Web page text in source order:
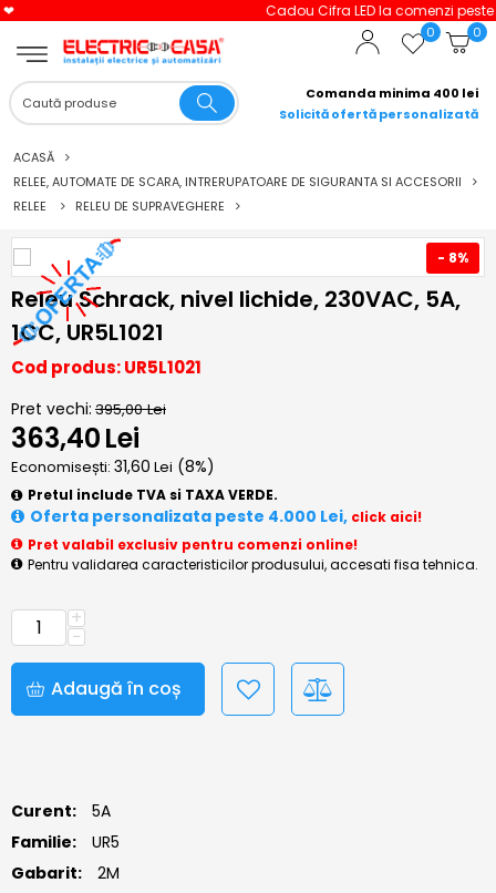
Cadou Cifra LED la comenzi peste 3000 lei!
0 0
Comanda minima 400 lei
Solicită ofertă personalizată
ACASĂ
RELEE, AUTOMATE DE SCARA, INTRERUPATOARE DE SIGURANTA SI ACCESORII
RELEE
RELEU DE SUPRAVEGHERE
- 8%
Releu Schrack, nivel lichide, 230VAC, 5A,
1CC, UR5L1021
Cod produs: UR5L1021
Pret vechi: 395,00 Lei
363,40Lei
Economisești: 31,60 Lei (8%)
Pretul include TVA si TAXA VERDE.
Oferta personalizata peste 4.000 Lei, click aici!
Pret valabil exclusiv pentru comenzi online!
Pentru validarea caracteristicilor produsului, accesati fisa tehnica.
+
−
Adaugă în coș
Curent:
5A
Familie:
UR5
Gabarit:
2M